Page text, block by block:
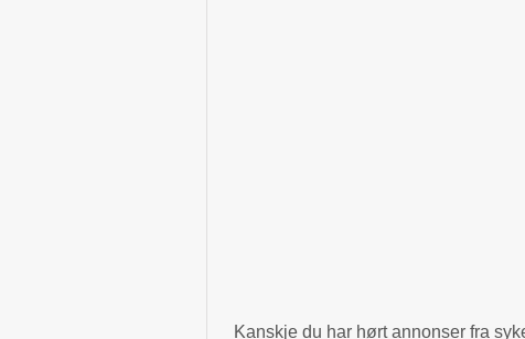
Kanskje du har hørt annonser fra